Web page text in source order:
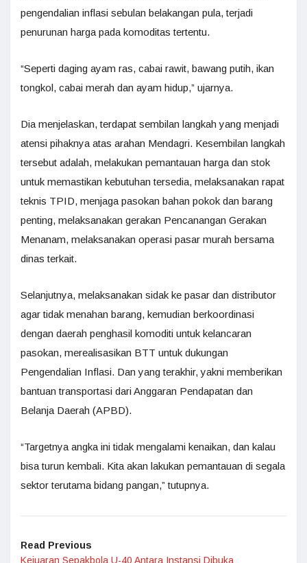
pengendalian inflasi sebulan belakangan pula, terjadi
penurunan harga pada komoditas tertentu.
“Seperti daging ayam ras, cabai rawit, bawang putih, ikan
tongkol, cabai merah dan ayam hidup,” ujarnya.
Dia menjelaskan, terdapat sembilan langkah yang menjadi
atensi pihaknya atas arahan Mendagri. Kesembilan langkah
tersebut adalah, melakukan pemantauan harga dan stok
untuk memastikan kebutuhan tersedia, melaksanakan rapat
teknis TPID, menjaga pasokan bahan pokok dan barang
penting, melaksanakan gerakan Pencanangan Gerakan
Menanam, melaksanakan operasi pasar murah bersama
dinas terkait.
Selanjutnya, melaksanakan sidak ke pasar dan distributor
agar tidak menahan barang, kemudian berkoordinasi
dengan daerah penghasil komoditi untuk kelancaran
pasokan, merealisasikan BTT untuk dukungan
Pengendalian Inflasi. Dan yang terakhir, yakni memberikan
bantuan transportasi dari Anggaran Pendapatan dan
Belanja Daerah (APBD).
“Targetnya angka ini tidak mengalami kenaikan, dan kalau
bisa turun kembali. Kita akan lakukan pemantauan di segala
sektor terutama bidang pangan,” tutupnya.
Read Previous
Kejuaran Sepakbola U-40 Antara Instansi Dibuka